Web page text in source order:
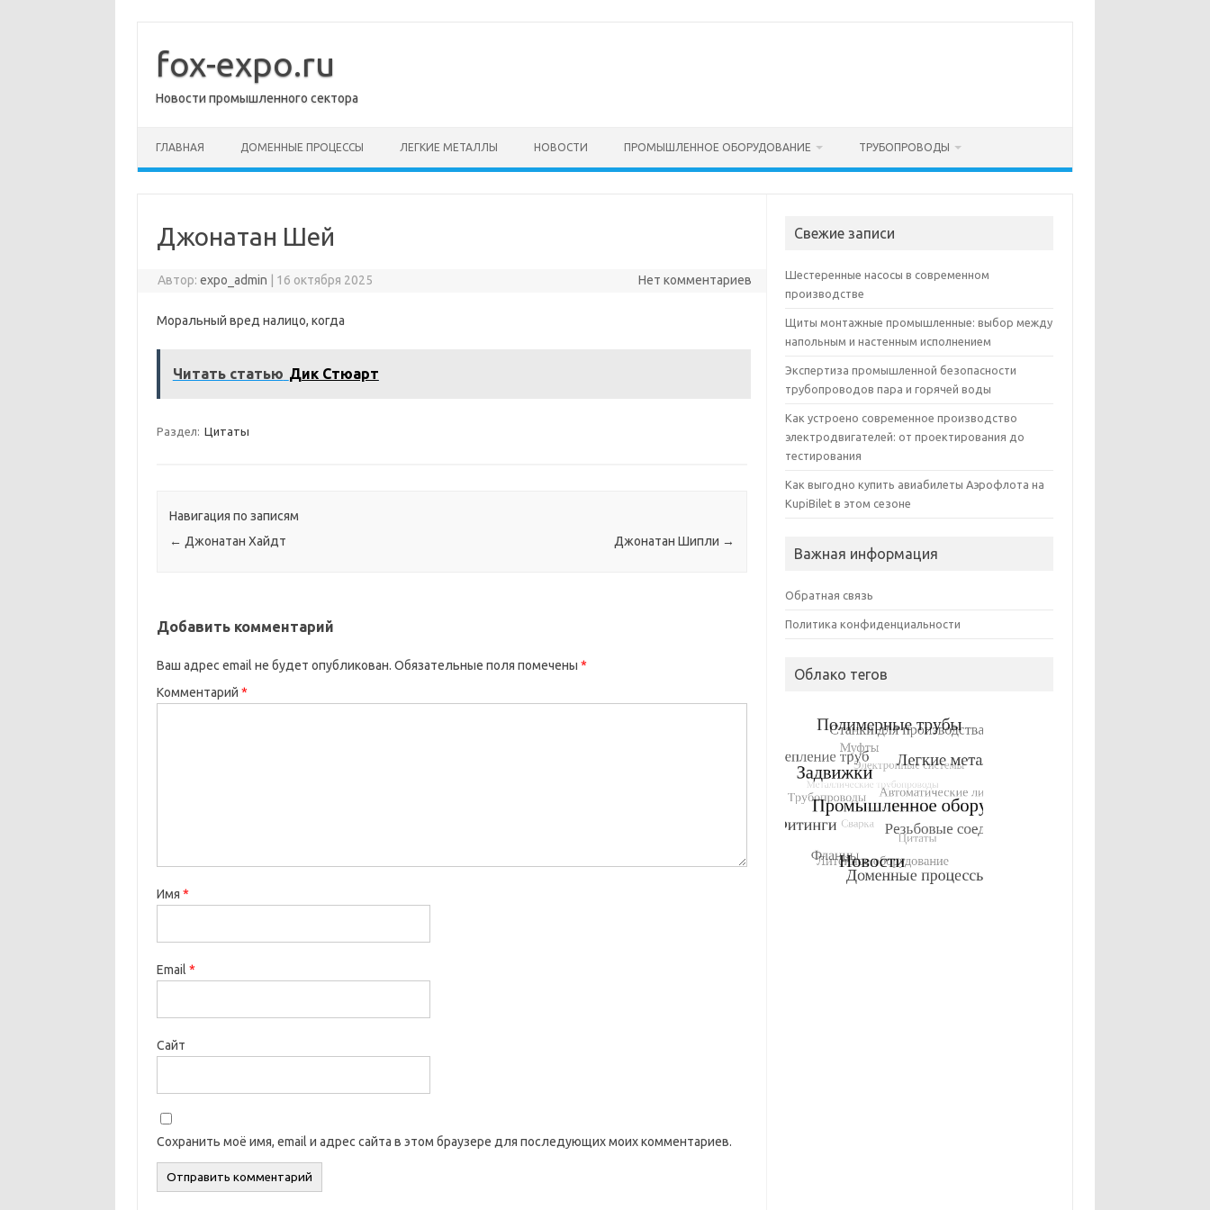
содержимому
fox-expo.ru
Новости промышленного сектора
ГЛАВНАЯ ДОМЕННЫЕ ПРОЦЕССЫ ЛЕГКИЕ МЕТАЛЛЫ НОВОСТИ ПРОМЫШЛЕННОЕ ОБОРУДОВАНИЕ ТРУБОПРОВОДЫ
Джонатан Шей
Автор:expo_admin 16 октября 2025 Нет комментариев
Моральный вред налицо, когда
Читать статью Дик Стюарт
Раздел: Цитаты
Навигация по записям
← Джонатан Хайдт Джонатан Шипли →
Добавить комментарий
Ваш адрес email не будет опубликован. Обязательные поля помечены *
Комментарий *
Имя *
Email *
Сайт
Сохранить моё имя, email и адрес сайта в этом браузере для последующих моих комментариев.
Свежие записи
Шестеренные насосы в современном
производстве
Щиты монтажные промышленные: выбор между
напольным и настенным исполнением
Экспертиза промышленной безопасности
трубопроводов пара и горячей воды
Как устроено современное производство
электродвигателей: от проектирования до
тестирования
Как выгодно купить авиабилеты Аэрофлота на
KupiBilet в этом сезоне
Важная информация
Обратная связь
Политика конфиденциальности
Облако тегов